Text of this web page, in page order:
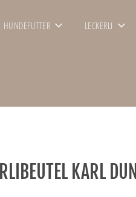
HUNDEFUTTER LECKERLI
KARL